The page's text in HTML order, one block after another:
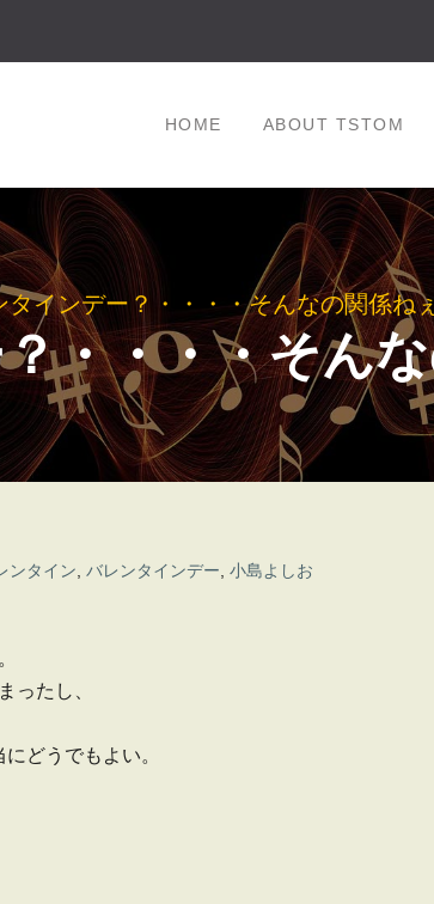
HOME ABOUT TSTOM
タインデー？・・・・そんなの関係ね
・・・・そん
ンタイン バレンタインデー 小島よしお
ったし、
どうでもよい。